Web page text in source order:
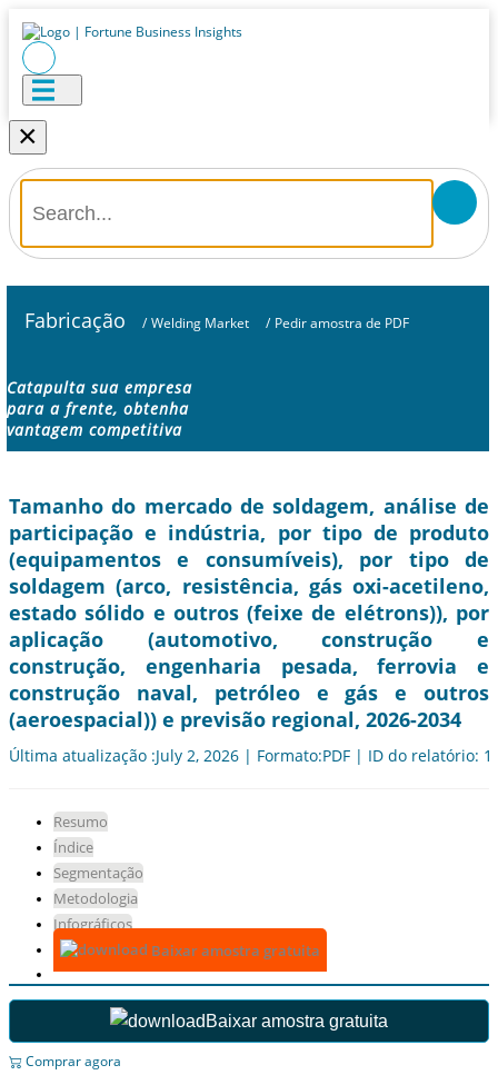
×
Fabricação / Welding Market / Pedir amostra de PDF
Catapulta sua empresa
para a frente, obtenha
vantagem competitiva
Tamanho do mercado de soldagem, análise de
participação e indústria, por tipo de produto
(equipamentos e consumíveis), por tipo de
soldagem (arco, resistência, gás oxi-acetileno,
estado sólido e outros (feixe de elétrons)), por
aplicação (automotivo, construção e
construção, engenharia pesada, ferrovia e
construção naval, petróleo e gás e outros
(aeroespacial)) e previsão regional, 2026-2034
Última atualização :July 2, 2026 | Formato:PDF | ID do relatório:
Resumo
Índice
Segmentação
Metodologia
Infográficos
Baixar amostra gratuita
Baixar amostra gratuita
Comprar agora